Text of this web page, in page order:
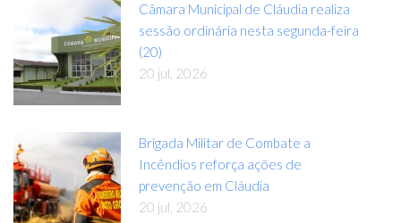
Câmara Municipal de Cláudia realiza
sessão ordinária nesta segunda-feira
(20)
20 jul, 2026
Brigada Militar de Combate a
Incêndios reforça ações de
prevenção em Cláudia
20 jul, 2026